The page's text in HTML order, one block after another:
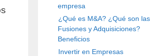
empresa
¿Qué es M&A? ¿Qué son las
Fusiones y Adquisiciones?
Beneficios
Invertir en Empresas